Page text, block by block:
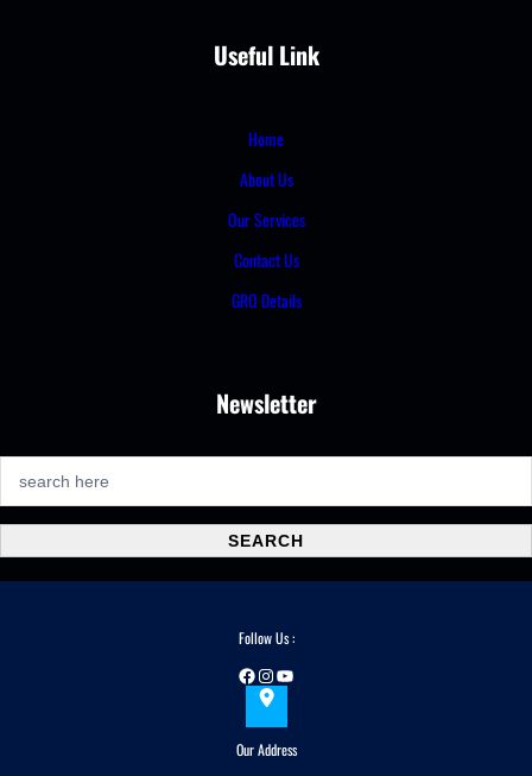
Useful Link
Home
About Us
Our Services
Contact Us
GRO Details
Newsletter
a
r
c
SEARCH
Follow Us :
Facebook Instagram YouTube
Our Address